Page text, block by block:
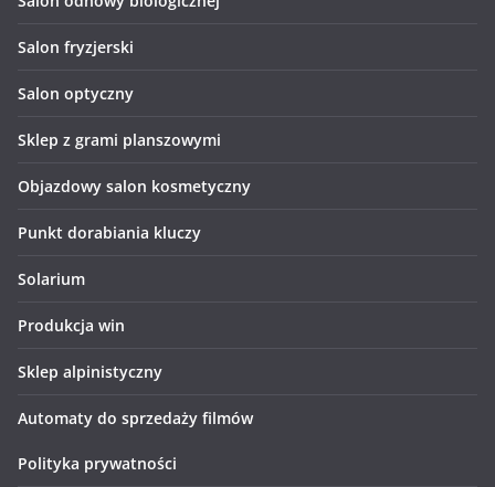
Salon fryzjerski
Salon optyczny
Sklep z grami planszowymi
Objazdowy salon kosmetyczny
Punkt dorabiania kluczy
Solarium
Produkcja win
Sklep alpinistyczny
Automaty do sprzedaży filmów
Polityka prywatności